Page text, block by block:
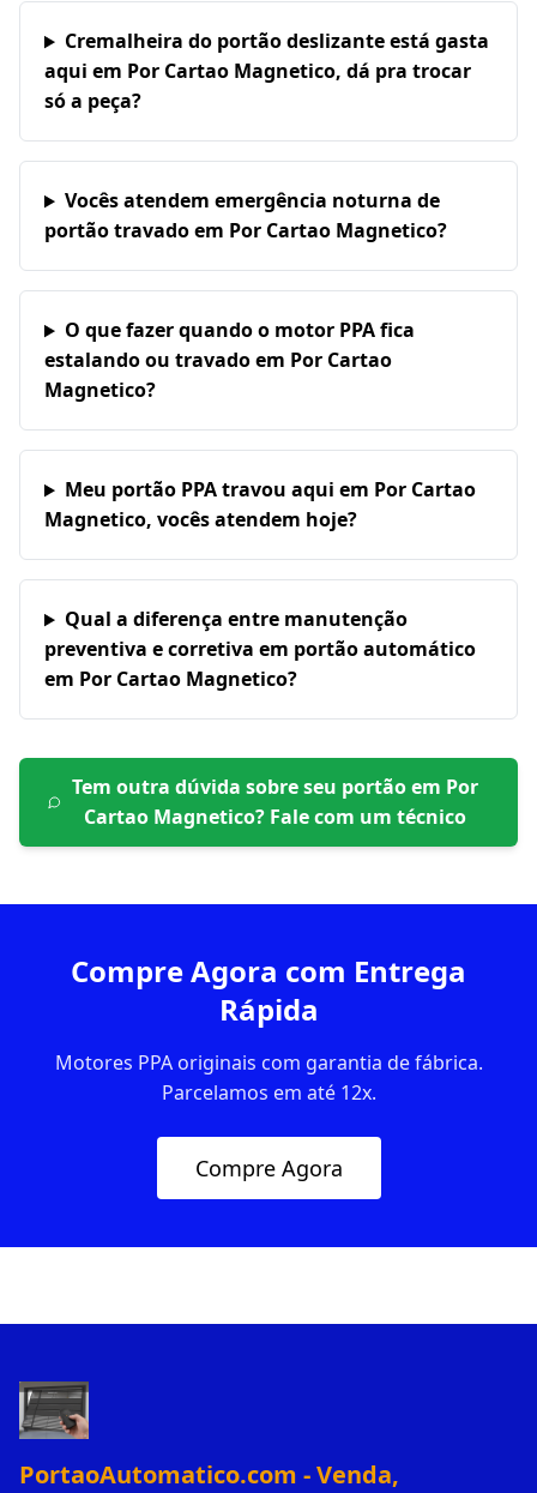
Cremalheira do portão deslizante está gasta
aqui em Por Cartao Magnetico, dá pra trocar
só a peça?
Vocês atendem emergência noturna de
portão travado em Por Cartao Magnetico?
O que fazer quando o motor PPA fica
estalando ou travado em Por Cartao
Magnetico?
Meu portão PPA travou aqui em Por Cartao
Magnetico, vocês atendem hoje?
Qual a diferença entre manutenção
preventiva e corretiva em portão automático
em Por Cartao Magnetico?
Tem outra dúvida sobre seu portão em Por
Cartao Magnetico? Fale com um técnico
Compre Agora com Entrega
Rápida
Motores PPA originais com garantia de fábrica.
Parcelamos em até 12x.
Compre Agora
PortaoAutomatico.com - Venda,